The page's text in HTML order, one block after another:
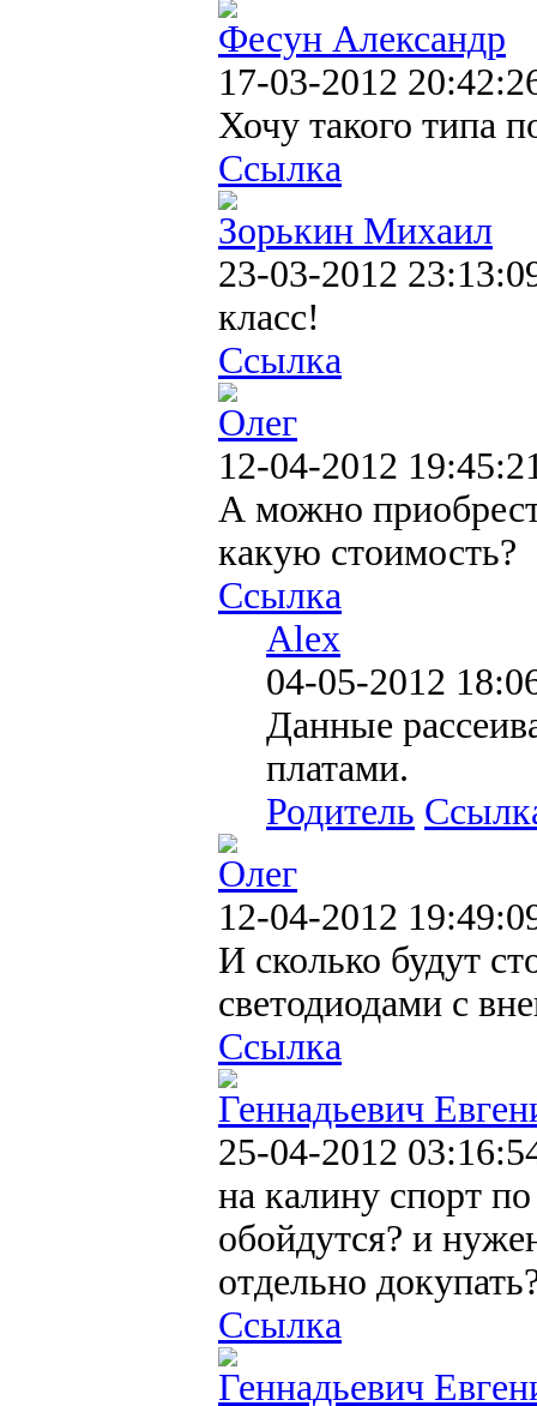
Фесун Александр
17-03-2012
Хочу такого типа
Ссылка
Зорькин Михаил
23-03-2012
класс!
Ссылка
Олег
12-04-2012
А можно
какую стоимость?
Ссылка
Alex
04-05-2012
Данные
платами.
Родитель
Олег
12-04-2012
И сколько будут
светодиодами с
Ссылка
Геннадьевич
25-04-2012
на калину спорт
обойдутся? и
отдельно
Ссылка
Геннадьевич